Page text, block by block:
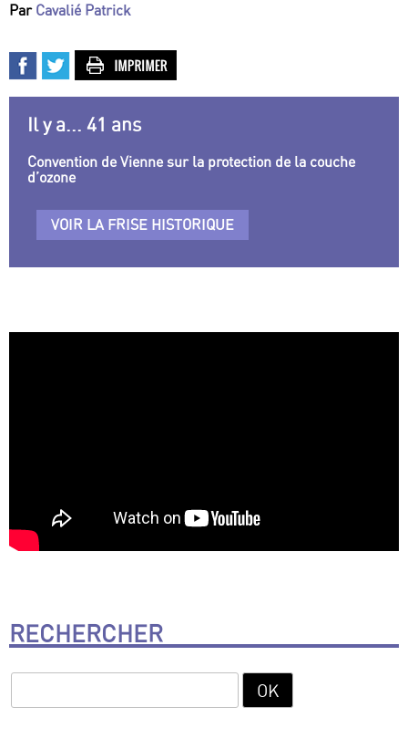
Par Cavalié Patrick
Il y a... 41 ans
Convention de Vienne sur la protection de la couche
d’ozone
VOIR LA FRISE HISTORIQUE
RECHERCHER